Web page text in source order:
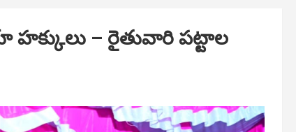
– రైతువారి పట్టాల